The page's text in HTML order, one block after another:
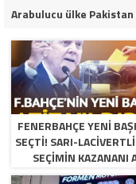
Arabulucu ülke
FENERBAHÇE YENI
SEÇTI! SARI-
SEÇIMIN KAZANANI
YILDIRIM OLDU